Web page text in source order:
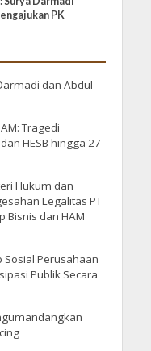
PK
dan Abdul
Tragedi
HESB hingga 27
Hukum dan
Legalitas PT
Bisnis dan HAM
Sosial Perusahaan
Publik Secara